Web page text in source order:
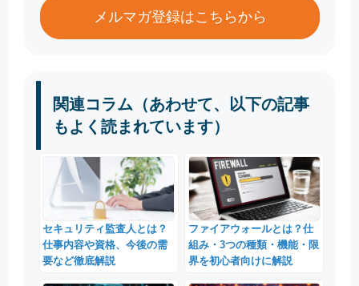
メルマガ登録はこちらから
関連コラム（あわせて、以下の記事
もよく読まれています）
セキュリティ監査人とは？
仕事内容や資格、今後の需
要など徹底解説
ファイアウォールとは？仕
組み・3つの種類・機能・限
界を初心者向けに解説